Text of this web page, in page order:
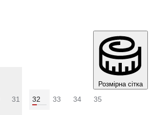
Розмірна сітка
31 32 33 34 35